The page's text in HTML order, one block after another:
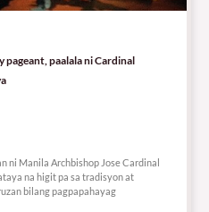
pageant, paalala ni Cardinal
ni Manila Archbishop Jose Cardinal
na higit pa sa tradisyon at
bilang pagpapahayag